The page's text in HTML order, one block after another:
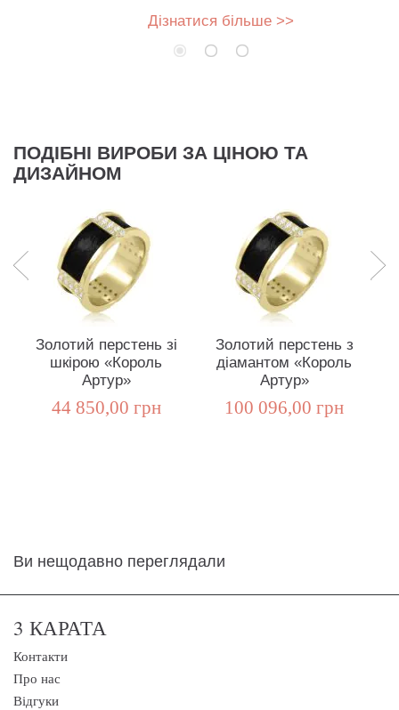
Дізнатися більше >>
ПОДІБНІ ВИРОБИ ЗА ЦІНОЮ ТА
ДИЗАЙНОМ
Золотий перстень зі
шкірою «Король
Артур»
44 850,00 грн
Золотий перстень з
діамантом «Король
Артур»
100 096,00 грн
Ви нещодавно переглядали
3 КАРАТА
Контакти
Про нас
Відгуки